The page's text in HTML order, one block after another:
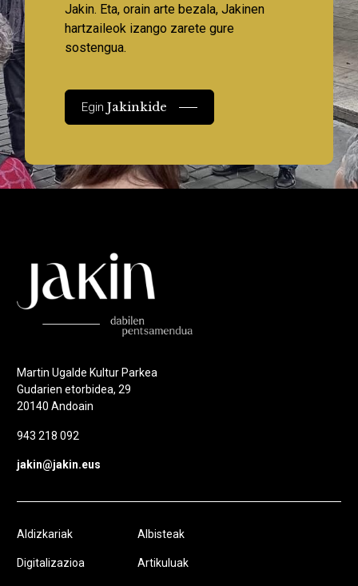
Jakin. Eta, orain arte bezala, Jakinen
hartzaileok izango zarete gure
sostengua.
EginJakinkide
Martin Ugalde Kultur Parkea
Gudarien etorbidea, 29
20140 Andoain
943 218 092
jakin@jakin.eus
Aldizkariak
Digitalizazioa
Albisteak
Artikuluak